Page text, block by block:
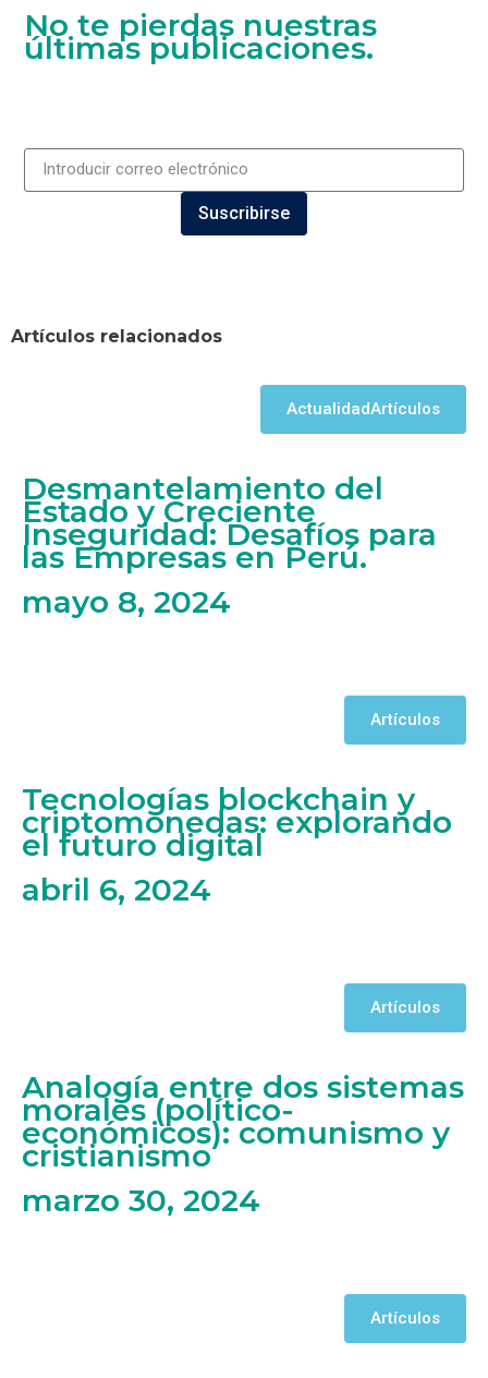
No te pierdas nuestras
últimas publicaciones.
Suscribirse
Artículos relacionados
ActualidadArtículos
Desmantelamiento del
Estado y Creciente
Inseguridad: Desafíos para
las Empresas en Perú.
mayo 8, 2024
Artículos
Tecnologías blockchain y
criptomonedas: explorando
el futuro digital
abril 6, 2024
Artículos
Analogía entre dos sistemas
morales (político-
económicos): comunismo y
cristianismo
marzo 30, 2024
Artículos